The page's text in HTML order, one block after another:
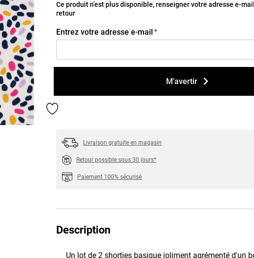
Ce produit n’est plus disponible, renseigner votre adresse e-
retour
Entrez votre adresse e-mail *
M’avertir
Ajouter aux favoris
Livraison gratuite en magasin
Retour possible sous 30 jours*
Paiement 100% sécurisé
Description
Un lot de 2 shorties basique joliment agrémenté d'un